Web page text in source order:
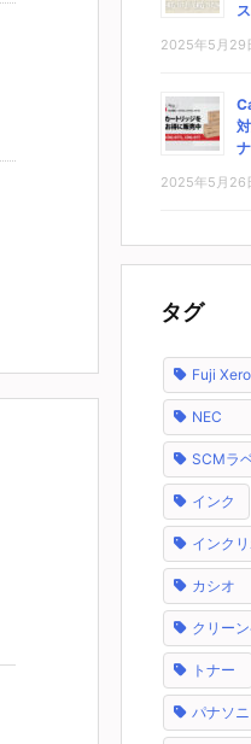
2025年5月29
2025年5月26
タグ
Fuji
NEC
SCMラ
インク
インク
カシオ
クリー
トナー
パナソ